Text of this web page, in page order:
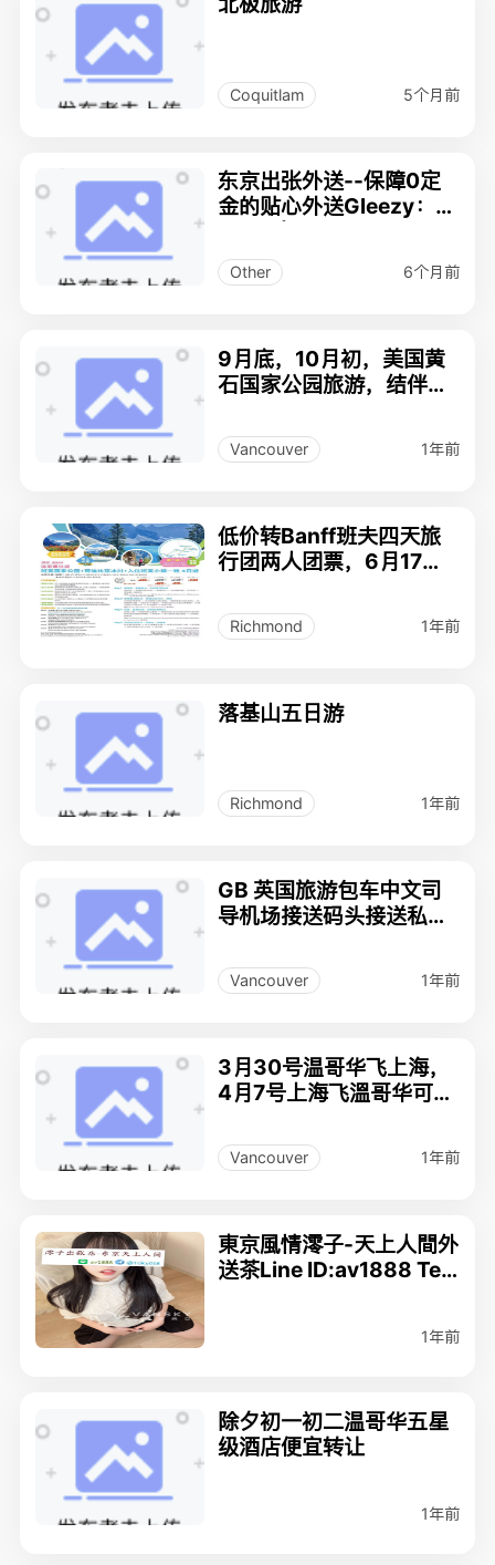
Coquitlam 5个月前
东京出张外送--保障0定
金的贴心外送Gleezy：O
Other 6个月前
9月底，10月初，美国黄
石国家公园旅游，结伴拼
Vancouver 1年前
低价转Banff班夫四天旅
行团两人团票，6月17号
Richmond 1年前
落基山五日游
Richmond 1年前
GB 英国旅游包车中文司
导机场接送码头接送私人
Vancouver 1年前
3月30号温哥华飞上海，
4月7号上海飞溫哥华可以
Vancouver 1年前
東京風情澪子-天上人間外
送茶Line ID:av1888 Tele
1年前
除夕初一初二温哥华五星
级酒店便宜转让
1年前